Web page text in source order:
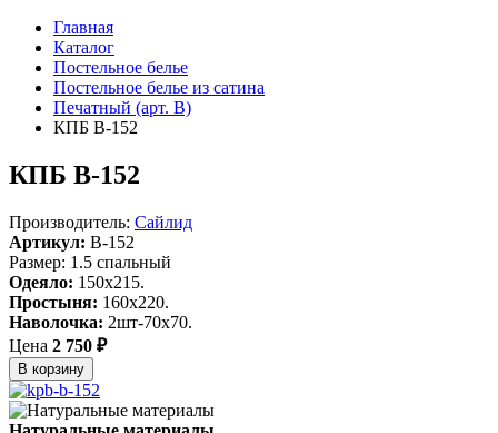
Главная
Каталог
Постельное белье
Постельное белье из сатина
Печатный (арт. В)
КПБ B-152
КПБ B-152
Производитель: Сайлид
Артикул: B-152
Размер: 1.5 спальный
Одеяло: 150х215.
Простыня: 160х220.
Наволочка: 2шт-70х70.
Цена 2 750 ₽
В корзину